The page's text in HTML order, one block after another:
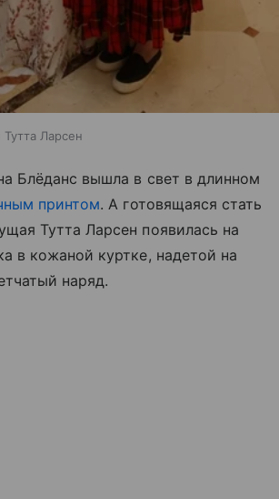
Ларсен
Блёданс вышла в свет в длинном
принтом. А готовящаяся стать
Тутта Ларсен появилась на
в кожаной куртке, надетой на
наряд.